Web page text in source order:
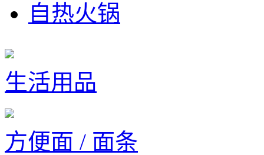
自热火锅
生活用品
方便面 / 面条